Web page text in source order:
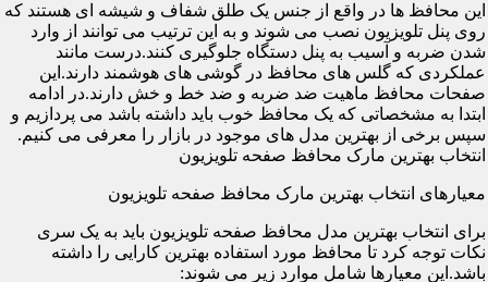
این محافظ ها در واقع از جنس یک طلق شفاف و شیشه ای هستند که
روی پنل تلویزیون نصب می شوند و به این ترتیب می توانند از وارد
شدن ضربه و آسیب به پنل دستگاه جلوگیری کنند.درست مانند
عملکردی که گلس های محافظ در گوشی های هوشمند دارند.این
صفحات محافظ ماهیت ضد ضربه و ضد خط و خش دارند.در ادامه
ابتدا به مشخصاتی که یک محافظ خوب باید داشته باشد می پردازیم و
سپس برخی از بهترین مدل های موجود در بازار را معرفی می کنیم.
انتخاب بهترین مارک محافظ صفحه تلویزیون
معیارهای انتخاب بهترین مارک محافظ صفحه تلویزیون
برای انتخاب بهترین مدل محافظ صفحه تلویزیون باید به یک سری
نکات توجه کرد تا محافظ مورد استفاده بهترین کارایی را داشته
باشد.این معیارها شامل موارد زیر می شوند: